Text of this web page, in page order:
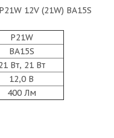
12V (21W) BA15S
P21W
BA15S
Вт, 21 Вт
12,0 В
400 Лм